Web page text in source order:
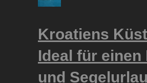
Kroatiens
Ideal für einen
und